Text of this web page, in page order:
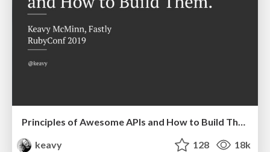
Principles of Awesome APIs and How to Build Them.
keavy
128 18k